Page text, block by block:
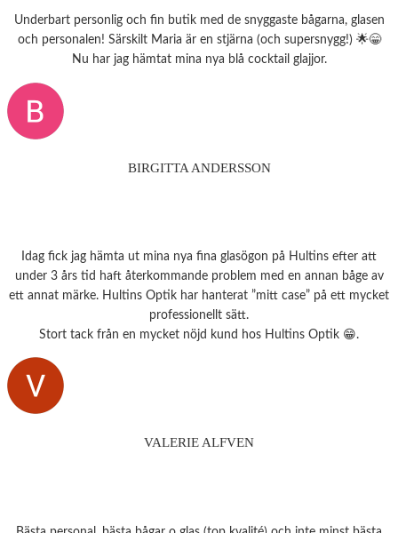
Underbart personlig och fin butik med de snyggaste bågarna, glasen
och personalen! Särskilt Maria är en stjärna (och supersnygg!) 🌟😁
Nu har jag hämtat mina nya blå cocktail glajjor.
BIRGITTA ANDERSSON
Idag fick jag hämta ut mina nya fina glasögon på Hultins efter att
under 3 års tid haft återkommande problem med en annan båge av
ett annat märke. Hultins Optik har hanterat ”mitt case” på ett mycket
professionellt sätt.
Stort tack från en mycket nöjd kund hos Hultins Optik 😁.
VALERIE ALFVEN